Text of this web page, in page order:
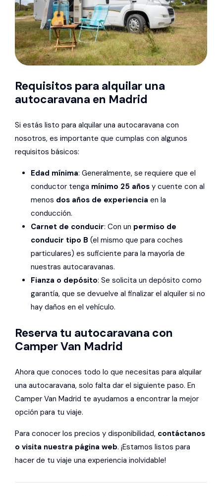
Requisitos para alquilar una
autocaravana en Madrid
Si estás listo para alquilar una autocaravana con
nosotros, es importante que cumplas con algunos
requisitos básicos:
Edad mínima: Generalmente, se requiere que el
conductor tenga mínimo 25 años y cuente con al
menos dos años de experiencia en la
conducción.
Carnet de conducir: Con un permiso de
conducir tipo B (el mismo que para coches
particulares) es suficiente para la mayoría de
nuestras autocaravanas.
Fianza o depósito: Se solicita un depósito como
garantía, que se devuelve al finalizar el alquiler si no
hay daños en el vehículo.
Reserva tu autocaravana con
Camper Van Madrid
Ahora que conoces todo lo que necesitas para alquilar
una autocaravana, solo falta dar el siguiente paso. En
Camper Van Madrid te ayudamos a encontrar la mejor
opción para tu viaje.
Para conocer los precios y disponibilidad, contáctanos
o visita nuestra página web. ¡Estamos listos para
hacer de tu viaje una experiencia inolvidable!